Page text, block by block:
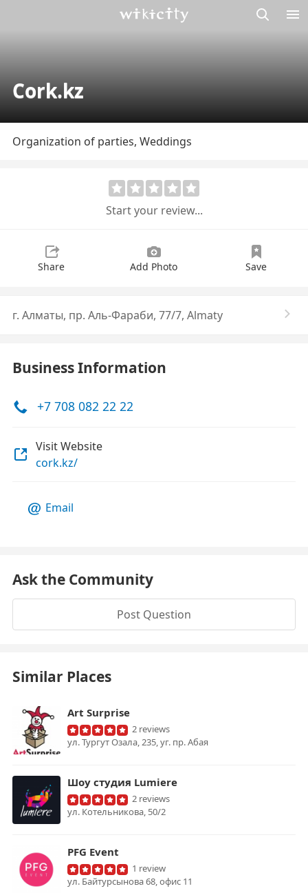
Cork.kz
Organization of parties, Weddings
Start your review...
Share Add Photo Save
г. Алматы, пр. Аль-Фараби, 77/7, Almaty
Business Information
+7 708 082 22 22
Visit Website
cork.kz/
Email
Ask the Community
Post Question
Similar Places
Art Surprise
2 reviews
ул. Тургут Озала, 235, уг. пр. Абая
Шоу студия Lumiere
2 reviews
ул. Котельникова, 50/2
PFG Event
1 review
ул. Байтурсынова 68, офис 11